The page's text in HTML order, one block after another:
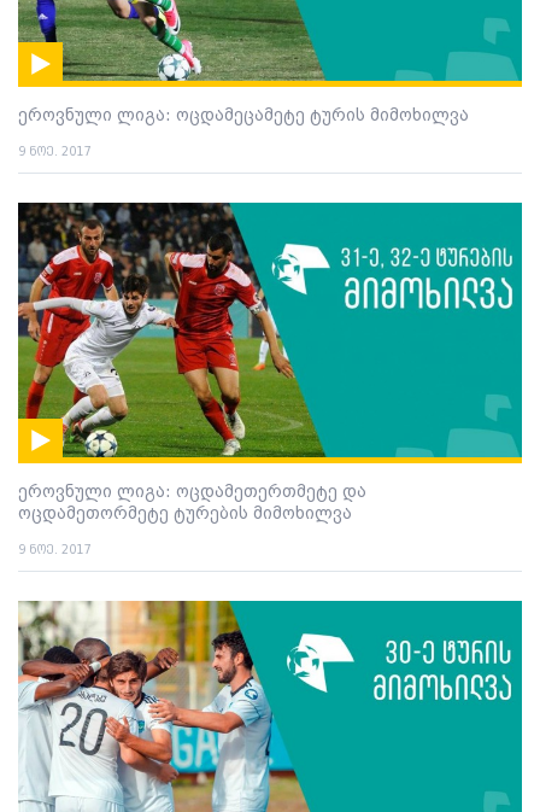
ეროვნული ლიგა: ოცდამეცამეტე ტურის მიმოხილვა
9 ნოე. 2017
ეროვნული ლიგა: ოცდამეთერთმეტე და
ოცდამეთორმეტე ტურების მიმოხილვა
9 ნოე. 2017